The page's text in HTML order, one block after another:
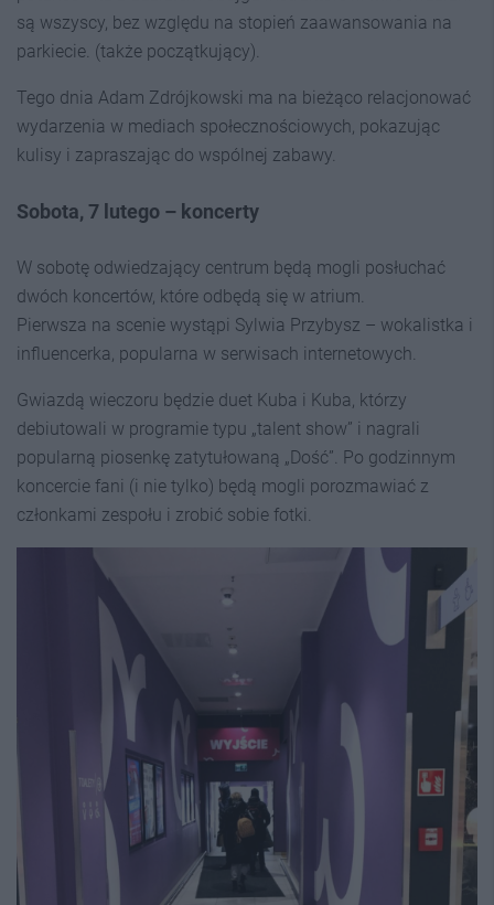
są wszyscy, bez względu na stopień zaawansowania na
parkiecie. (także początkujący).
Tego dnia Adam Zdrójkowski ma na bieżąco relacjonować
wydarzenia w mediach społecznościowych, pokazując
kulisy i zapraszając do wspólnej zabawy.
Sobota, 7 lutego – koncerty
W sobotę odwiedzający centrum będą mogli posłuchać
dwóch koncertów, które odbędą się w atrium.
Pierwsza na scenie wystąpi Sylwia Przybysz – wokalistka i
influencerka, popularna w serwisach internetowych.
Gwiazdą wieczoru będzie duet Kuba i Kuba, którzy
debiutowali w programie typu „talent show” i nagrali
popularną piosenkę zatytułowaną „Dość”. Po godzinnym
koncercie fani (i nie tylko) będą mogli porozmawiać z
członkami zespołu i zrobić sobie fotki.